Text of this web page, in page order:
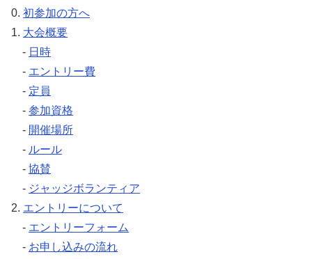
0. 初参加の方へ
1. 大会概要
- 日時
- エントリー費
- 定員
- 参加資格
- 開催場所
- ルール
- 協賛
- ジャッジボランティア
2. エントリーについて
- エントリーフォーム
- お申し込みの流れ